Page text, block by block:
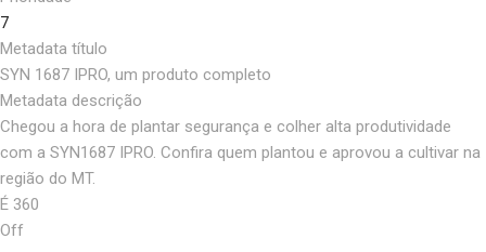
7
Metadata título
SYN 1687 IPRO, um produto completo
Metadata descrição
Chegou a hora de plantar segurança e colher alta produtividade
com a SYN1687 IPRO. Confira quem plantou e aprovou a cultivar na
região do MT.
É 360
Off